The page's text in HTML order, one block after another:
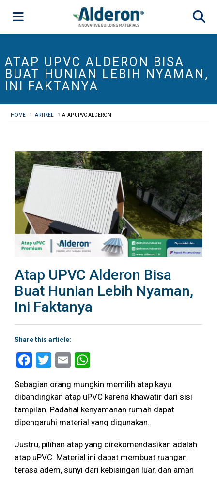
ATAP UPVC ALDERON BISA
BUAT HUNIAN LEBIH NYAMAN,
INI FAKTANYA
HOME ARTIKEL ATAP UPVC ALDERON
Atap UPVC Alderon Bisa
Buat Hunian Lebih Nyaman,
Ini Faktanya
Share this article:
Facebook
Twitter
Email
Sebagian orang mungkin memilih atap kayu
dibandingkan atap uPVC karena khawatir dari sisi
tampilan. Padahal kenyamanan rumah dapat
dipengaruhi material yang digunakan.
Justru, pilihan atap yang direkomendasikan adalah
atap uPVC. Material ini dapat membuat ruangan
terasa adem, sunyi dari kebisingan luar, dan aman